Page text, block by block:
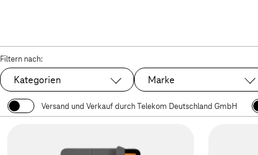
Filtern nach:
Kategorien Marke
Versand und Verkauf durch Telekom Deutschland GmbH